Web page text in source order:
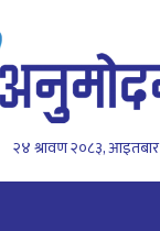
२४ श्रावण २०८३, आइतबार